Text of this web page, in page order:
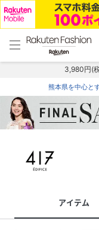
menu home
トップ
3,980円(
熊本県を中心と
アイテム